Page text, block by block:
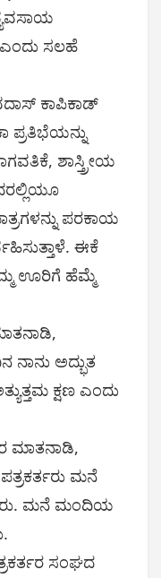
ಸಲಹೆ
ಕಾಪಿಕಾಡ್
ಶಾಸ್ತ್ರೀಯ
ಪರಕಾಯ
ಈಕೆ
ಊರಿಗೆ ಹೆಮ್ಮೆ
ಅದ್ಭುತ
ಕ್ಷಣ ಎಂದು
ಮಾತನಾಡಿ,
ಮನೆ
ಮನೆ ಮಂದಿಯ
ಸಂಘದ